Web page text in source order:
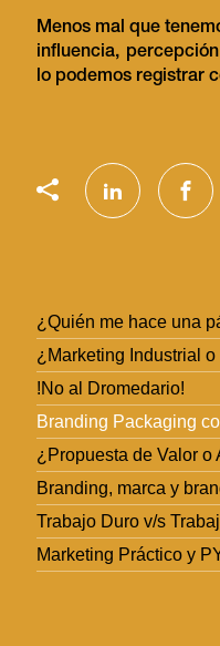
Menos mal que
influencia,
lo podemos registrar
¿Quién me hace una
¿Marketing Industrial
!No al Dromedario!
Branding Packaging
¿Propuesta de Valor o
Branding, marca y
Trabajo Duro v/s
Marketing Práctico y